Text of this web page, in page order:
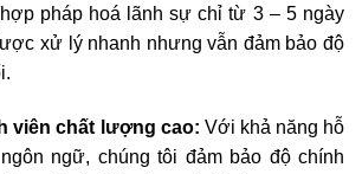
pháp hoá lãnh sự chỉ từ 3 – 5 ngày
xử lý nhanh nhưng vẫn đảm bảo độ
viên chất lượng cao: Với khả năng hỗ
ngữ, chúng tôi đảm bảo độ chính